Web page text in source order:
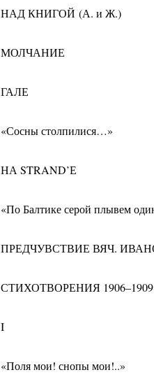
НАД КНИГОЙ (А. и Ж.)
МОЛЧАНИЕ
ГАЛЕ
«Сосны столпилися…»
НА STRAND’Е
«По Балтике серой плывем
ПРЕДЧУВСТВИЕ ВЯЧ.
СТИХОТВОРЕНИЯ
I
«Поля мои! снопы мои!..»